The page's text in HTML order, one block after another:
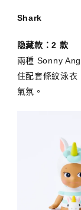
Shark
隐藏款：2 款
兩種 Sonny
住配套條紋泳衣
氣氛。